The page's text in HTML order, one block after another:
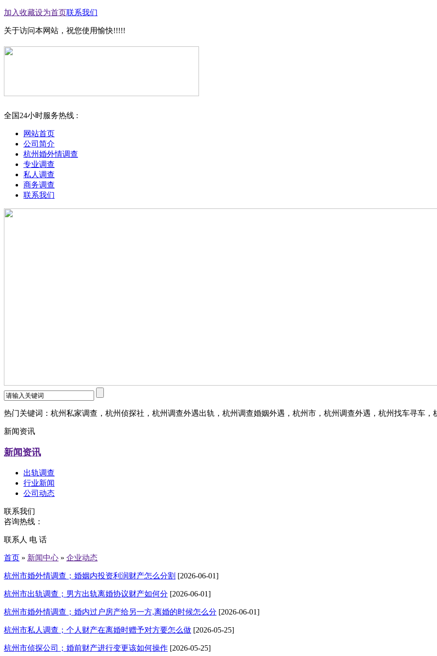
加入收藏设为首页联系我们
关于访问本网站，祝您使用愉快!!!!!
全国24小时服务热线 :
网站首页
公司简介
杭州婚外情调查
专业调查
私人调查
商务调查
联系我们
热门关键词：杭州私家调查，杭州侦探社，杭州调查外遇出轨，杭州调查婚姻外遇，杭州市，杭州调查外遇，杭州找车寻车，
新闻资讯
新闻资讯
出轨调查
行业新闻
公司动态
联系我们
咨询热线：
联系人 电 话
首页 » 新闻中心 » 企业动态
杭州市婚外情调查；婚姻内投资利润财产怎么分割 [2026-06-01]
杭州市出轨调查；男方出轨离婚协议财产如何分 [2026-06-01]
杭州市婚外情调查；婚内过户房产给另一方,离婚的时候怎么分 [2026-06-01]
杭州市私人调查；个人财产在离婚时赠予对方要怎么做 [2026-05-25]
杭州市侦探公司；婚前财产进行变更该如何操作 [2026-05-25]